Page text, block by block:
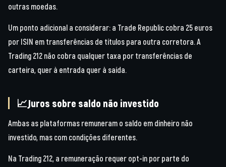
outras moedas.
Um ponto adicional a considerar: a Trade Republic cobra 25 euros
por ISIN em transferências de títulos para outra corretora. A
Trading 212 não cobra qualquer taxa por transferências de
carteira, quer à entrada quer à saída.
📈Juros sobre saldo não investido
Ambas as plataformas remuneram o saldo em dinheiro não
investido, mas com condições diferentes.
Na Trading 212, a remuneração requer opt-in por parte do